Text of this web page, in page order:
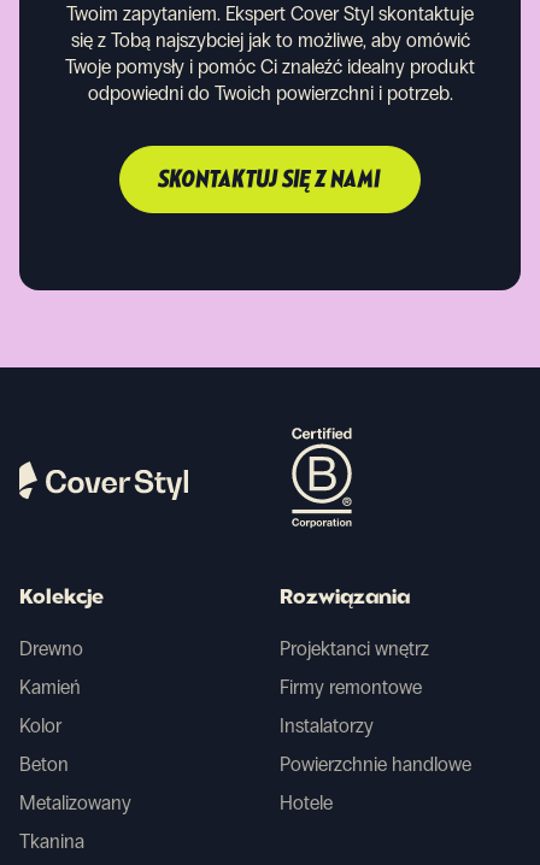
Twoim zapytaniem. Ekspert Cover Styl skontaktuje
się z Tobą najszybciej jak to możliwe, aby omówić
Twoje pomysły i pomóc Ci znaleźć idealny produkt
odpowiedni do Twoich powierzchni i potrzeb.
SKONTAKTUJ SIĘ Z NAMI
Kolekcje
Drewno
Kamień
Kolor
Beton
Metalizowany
Tkanina
Rozwiązania
Projektanci wnętrz
Firmy remontowe
Instalatorzy
Powierzchnie handlowe
Hotele